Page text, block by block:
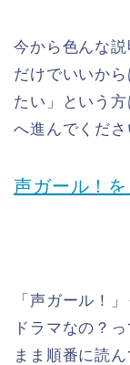
今から色んな
だけでいいか
たい」という
へ進んでくださ
声ガール！
「声ガール！
ドラマなの？
まま順番に読